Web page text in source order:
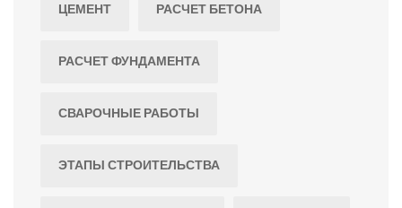
ЦЕМЕНТ РАСЧЕТ БЕТОНА
РАСЧЕТ ФУНДАМЕНТА
СВАРОЧНЫЕ РАБОТЫ
ЭТАПЫ СТРОИТЕЛЬСТВА